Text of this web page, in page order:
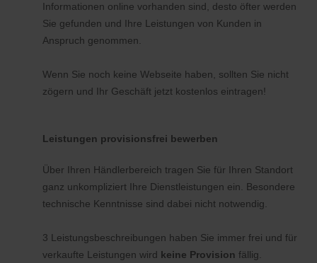
Informationen online vorhanden sind, desto öfter werden
Sie gefunden und Ihre Leistungen von Kunden in
Anspruch genommen.
Wenn Sie noch keine Webseite haben, sollten Sie nicht
zögern und Ihr Geschäft jetzt kostenlos eintragen!
Leistungen provisionsfrei bewerben
Über Ihren Händlerbereich tragen Sie für Ihren Standort
ganz unkompliziert Ihre Dienstleistungen ein. Besondere
technische Kenntnisse sind dabei nicht notwendig.
3 Leistungsbeschreibungen haben Sie immer frei und für
verkaufte Leistungen wird keine Provision fällig.